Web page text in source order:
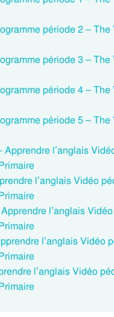
période 2 –
période 3 –
période 4 –
période 5 –
Apprendre l’anglais
l’anglais Vidéo
l’anglais
l’anglais Vidéo
l’anglais Vidéo